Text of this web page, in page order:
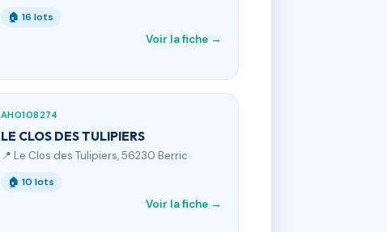
🏠 16 lots
Voir la fiche →
AH0108274
LE CLOS DES TULIPIERS
📍 Le Clos des Tulipiers, 56230 Berric
🏠 10 lots
Voir la fiche →